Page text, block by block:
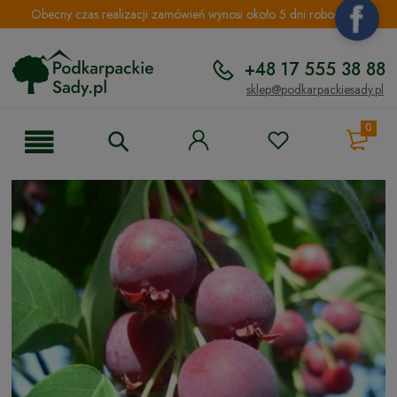
Obecny czas realizacji zamówień wynosi około 5 dni roboczych.
+48 17 555 38 88
sklep@podkarpackiesady.pl
0